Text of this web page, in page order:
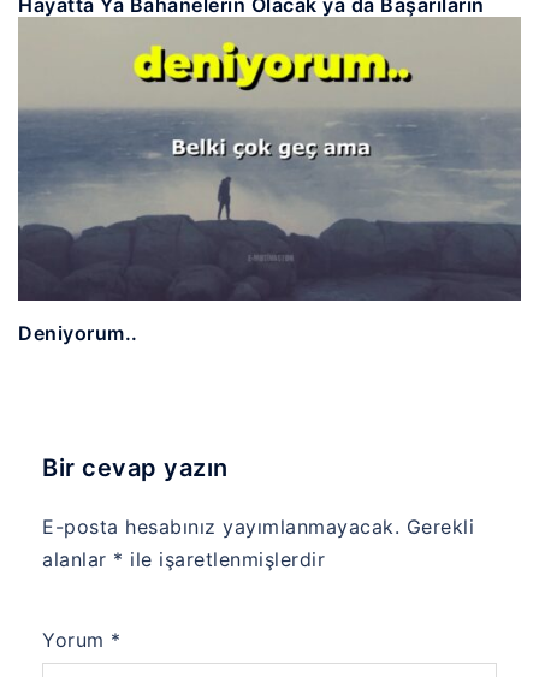
Hayatta Ya Bahanelerin Olacak ya da Başarıların
Deniyorum..
Bir cevap yazın
E-posta hesabınız yayımlanmayacak. Gerekli
alanlar * ile işaretlenmişlerdir
Yorum *